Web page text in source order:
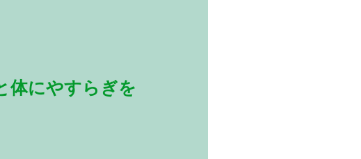
体にやすらぎを